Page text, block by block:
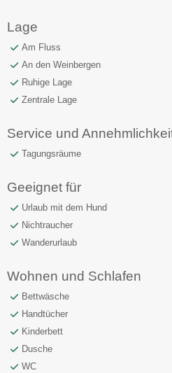
Lage
Am Fluss
An den Weinbergen
Ruhige Lage
Zentrale Lage
Service und
Tagungsräume
Geeignet für
Urlaub mit dem Hund
Nichtraucher
Wanderurlaub
Wohnen und Schlafen
Bettwäsche
Handtücher
Kinderbett
Dusche
WC